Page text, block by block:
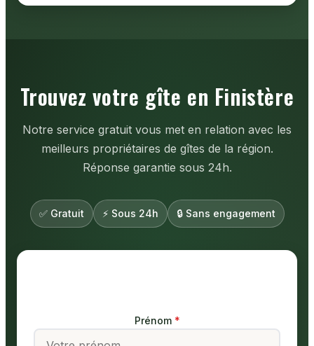
Trouvez votre gîte en Finistère
Notre service gratuit vous met en relation avec les
meilleurs propriétaires de gîtes de la région.
Réponse garantie sous 24h.
✅ Gratuit ⚡ Sous 24h 🔒 Sans engagement
Prénom